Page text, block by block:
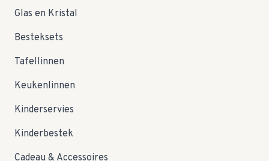
Glas en Kristal
Besteksets
Tafellinnen
Keukenlinnen
Kinderservies
Kinderbestek
Cadeau & Accessoires